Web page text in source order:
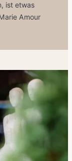
ist etwas
Amour